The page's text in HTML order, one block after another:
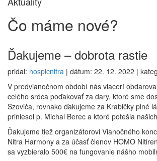
Čo máme nové?
Ďakujeme – dobrota rastie
pridal: hospicnitra | dátum: 22. 12. 2022 |
V predvianočnom období nás viacerí
celého srdca poďakovať za dary, ktoré sme
Szoviča, rovnako ďakujeme za Krabičky plné
priniesol p. Michal Berec a ktoré potešia
Ďakujeme tiež organizátorovi Vianočného
Nitra Harmony a za účasť členov HOMO
sa vyzbieralo 500€ na fungovanie nášho